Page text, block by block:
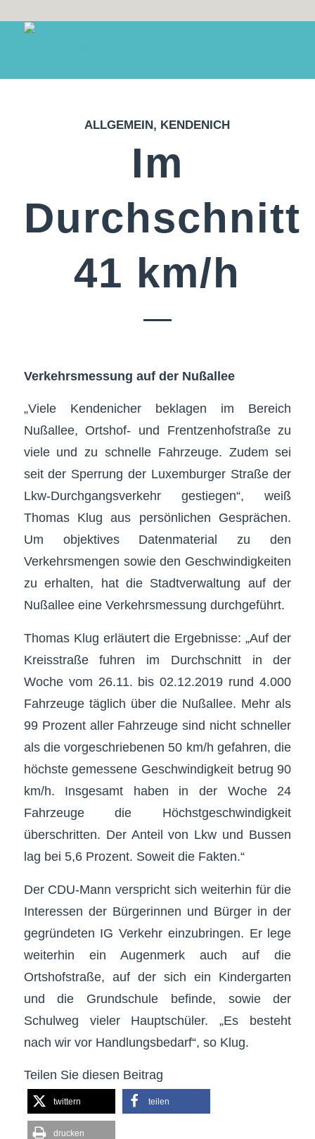
ALLGEMEIN, KENDENICH
Im
Durchschnitt
41 km/h
Verkehrsmessung auf der Nußallee
„Viele Kendenicher beklagen im Bereich
Nußallee, Ortshof- und Frentzenhofstraße zu
viele und zu schnelle Fahrzeuge. Zudem sei
seit der Sperrung der Luxemburger Straße der
Lkw-Durchgangsverkehr gestiegen“, weiß
Thomas Klug aus persönlichen Gesprächen.
Um objektives Datenmaterial zu den
Verkehrsmengen sowie den Geschwindigkeiten
zu erhalten, hat die Stadtverwaltung auf der
Nußallee eine Verkehrsmessung durchgeführt.
Thomas Klug erläutert die Ergebnisse: „Auf der
Kreisstraße fuhren im Durchschnitt in der
Woche vom 26.11. bis 02.12.2019 rund 4.000
Fahrzeuge täglich über die Nußallee. Mehr als
99 Prozent aller Fahrzeuge sind nicht schneller
als die vorgeschriebenen 50 km/h gefahren, die
höchste gemessene Geschwindigkeit betrug 90
km/h. Insgesamt haben in der Woche 24
Fahrzeuge die Höchstgeschwindigkeit
überschritten. Der Anteil von Lkw und Bussen
lag bei 5,6 Prozent. Soweit die Fakten.“
Der CDU-Mann verspricht sich weiterhin für die
Interessen der Bürgerinnen und Bürger in der
gegründeten IG Verkehr einzubringen. Er lege
weiterhin ein Augenmerk auch auf die
Ortshofstraße, auf der sich ein Kindergarten
und die Grundschule befinde, sowie der
Schulweg vieler Hauptschüler. „Es besteht
nach wir vor Handlungsbedarf“, so Klug.
Teilen Sie diesen Beitrag
twittern teilen
drucken